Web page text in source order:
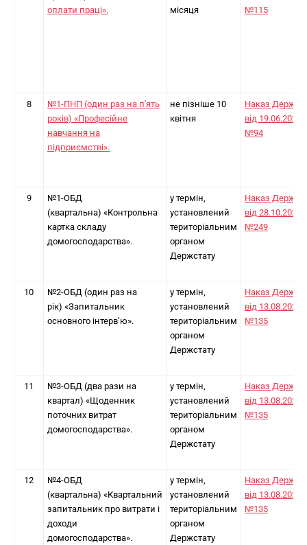
оплати праці».
місяця
№115
8
№1-ПНП (один раз на п'ять
років) «Професійне
навчання на
підприємстві».
не пізніше 10
квітня
Наказ
від 19.06.2025
№94
9
№1-ОБД
(квартальна) «Контрольна
картка складу
домогосподарства».
у термін,
установлений
територіальним
органом
Держстату
Наказ
від 28.10.2024
№249
10
№2-ОБД (один раз на
рік) «Запитальник
основного інтерв’ю».
у термін,
установлений
територіальним
органом
Держстату
Наказ
від 13.08.2025
№135
11
№3-ОБД (два рази на
квартал) «Щоденник
поточних витрат
домогосподарства».
у термін,
установлений
територіальним
органом
Держстату
Наказ
від 13.08.2025
№135
12
№4-ОБД
(квартальна) «Квартальний
запитальник про витрати і
доходи
домогосподарства».
у термін,
установлений
територіальним
органом
Держстату
Наказ
від 13.08.2025
№135